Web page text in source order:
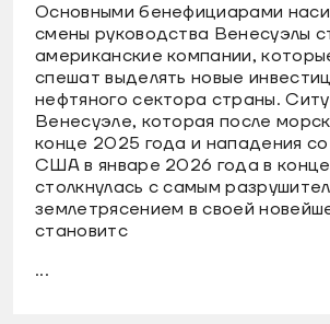
Основными бенефициарами
смены руководства Венесуэлы
американские компании,
спешат выделять новые
нефтяного сектора страны.
Венесуэле, которая после
конце 2025 года и нападения
США в январе 2026 года в
столкнулась с самым
землетрясением в своей
становитс
...